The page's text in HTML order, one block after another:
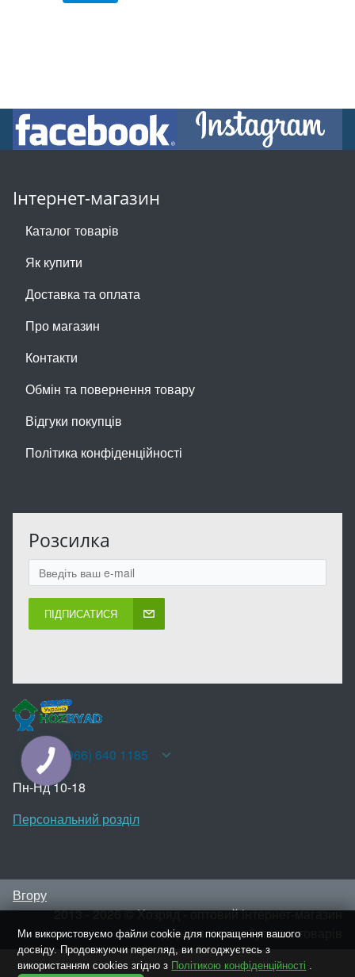
Інтернет-магазин
Каталог товарів
Як купити
Доставка та оплата
Про магазин
Контакти
Обмін та повернення товару
Відгуки покупців
Політика конфіденційності
Розсилка
ПІДПИСАТИСЯ
+38(066) 640 1185
Пн-Нд 10-18
Персональний розділ
Вгору
2013 - 2026 © Хозряд - оптовий інтернет-магазин
господарських та побутових товарів
Ми використовуємо файли cookie для покращення вашого
досвіду. Продовжуючи перегляд, ви погоджуєтесь з
використанням cookies згідно з Політикою конфіденційності .
КНОПКА
ЗВ'ЯЗКУ